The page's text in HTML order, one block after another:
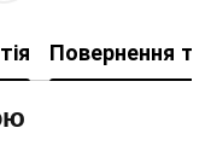
Повернення